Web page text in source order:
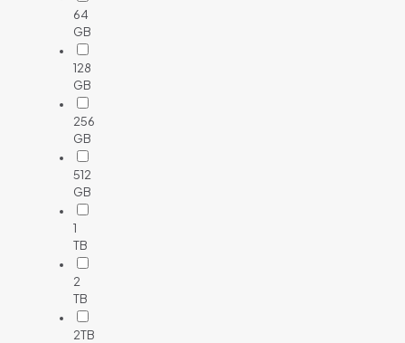
64
GB
128
GB
256
GB
512
GB
1
TB
2
TB
2TB